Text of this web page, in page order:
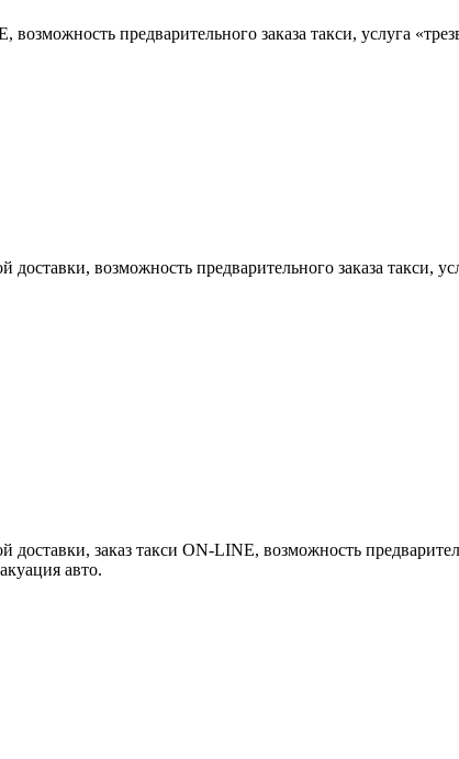
предварительного заказа такси, услуга
возможность предварительного заказа такси,
заказ такси ON-LINE, возможность
авто.